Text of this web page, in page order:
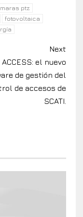
ptz
fotovoltaica
Next
ACCESS: el nuevo
de gestión del
de accesos de
SCATI.